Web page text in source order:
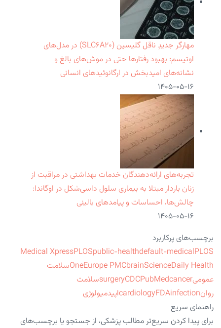
مهارگر جدیدِ ناقل گلیسین (SLC۶A۲۰) در مدل‌های
اوتیسم: بهبود رفتارها حتی در موش‌های بالغ و
نشانه‌های امیدبخش در ارگانوئیدهای انسانی
۱۴۰۵-۰۵-۱۶
تجربه‌های ارائه‌دهندگان خدمات بهداشتی در مراقبت از
زنان باردار مبتلا به بیماری سلول داسی‌شکل در اوگاندا:
چالش‌ها، احساسات و پیامدهای بالینی
۱۴۰۵-۰۵-۱۶
برچسب‌های پرکاربرد
Medical XpressPLOSpublic-healthdefault-medicalPLOS
OneEurope PMCbrainScienceDaily Health
سلامت
عمومی
surgeryCDCPubMedcancer
سلامت
روان
cardiologyFDAinfection
اپیدمیولوژی
راهنمای سریع
برای پیدا کردن سریع‌تر مطالب پزشکی، از جستجو یا برچسب‌های